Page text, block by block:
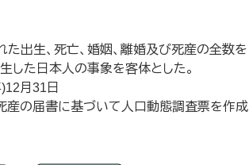
た出生、死亡、婚姻、離婚及び死産の全数を
した日本人の事象を客体とした。
月31日
死産の届書に基づいて人口動態調査票を作成